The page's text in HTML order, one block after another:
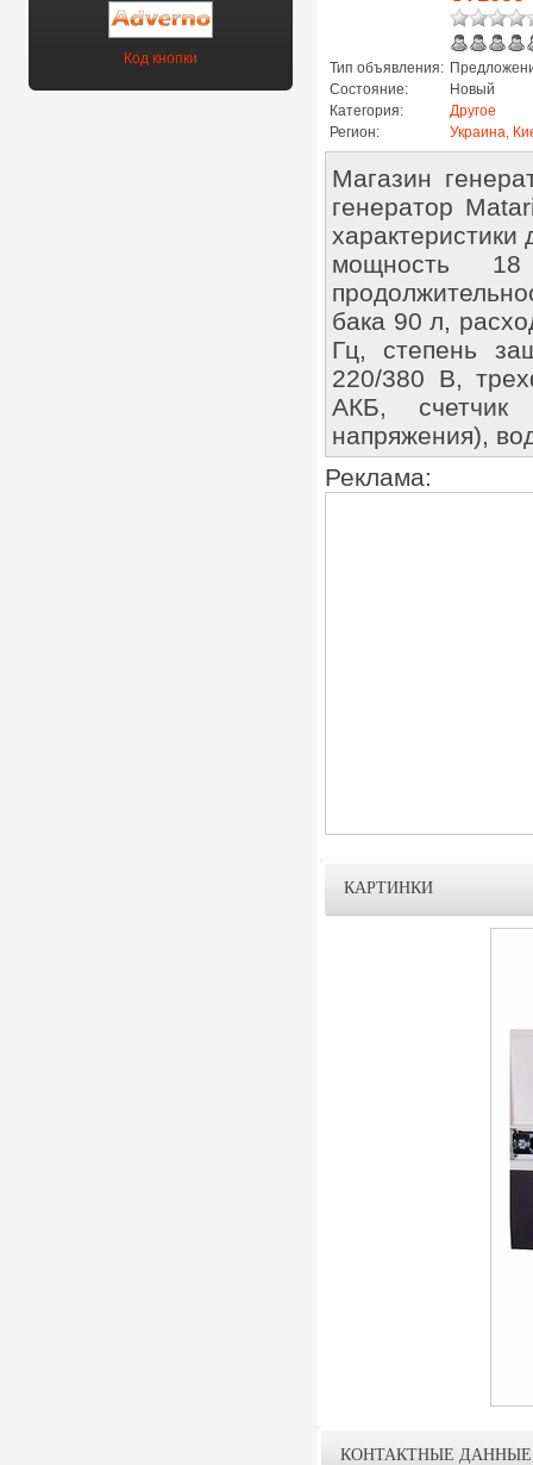
Код кнопки
Тип объявления:
Состояние:
Новый
Категория:
Другое
Регион:
Украина,
Магазин
генератор
мощность
бака 90 л,
Гц, степень
220/380 В,
АКБ, счетчик
напряжения),
Реклама:
КАРТИНКИ
КОНТАКТНЫЕ ДАННЫЕ